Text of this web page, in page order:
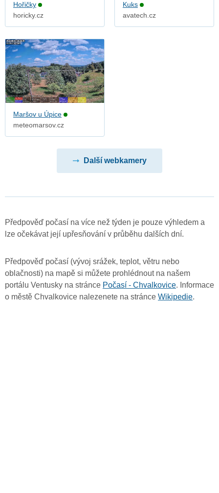
Hořičky
horicky.cz
Kuks
avatech.cz
Maršov u Úpice
meteomarsov.cz
Další webkamery
Předpověď počasí na více než týden je pouze výhledem a
lze očekávat její upřesňování v průběhu dalších dní.
Předpověď počasí (vývoj srážek, teplot, větru nebo
oblačnosti) na mapě si můžete prohlédnout na našem
portálu Ventusky na stránce Počasí - Chvalkovice. Informace
o městě Chvalkovice nalezenete na stránce Wikipedie.